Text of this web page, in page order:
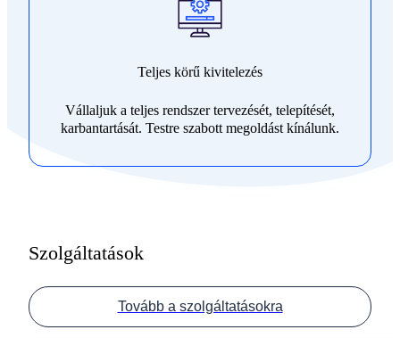
Teljes körű kivitelezés
Vállaljuk a teljes rendszer tervezését, telepítését,
karbantartását. Testre szabott megoldást kínálunk.
Szolgáltatások
Tovább a szolgáltatásokra